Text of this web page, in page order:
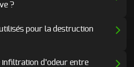
?
pour la destruction
d’odeur entre